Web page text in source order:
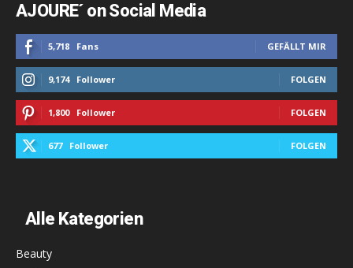
AJOURE´ on Social Media
5,718 Fans GEFÄLLT MIR
9,174 Follower FOLGEN
1,800 Follower FOLGEN
677 Follower FOLGEN
Alle Kategorien
Beauty